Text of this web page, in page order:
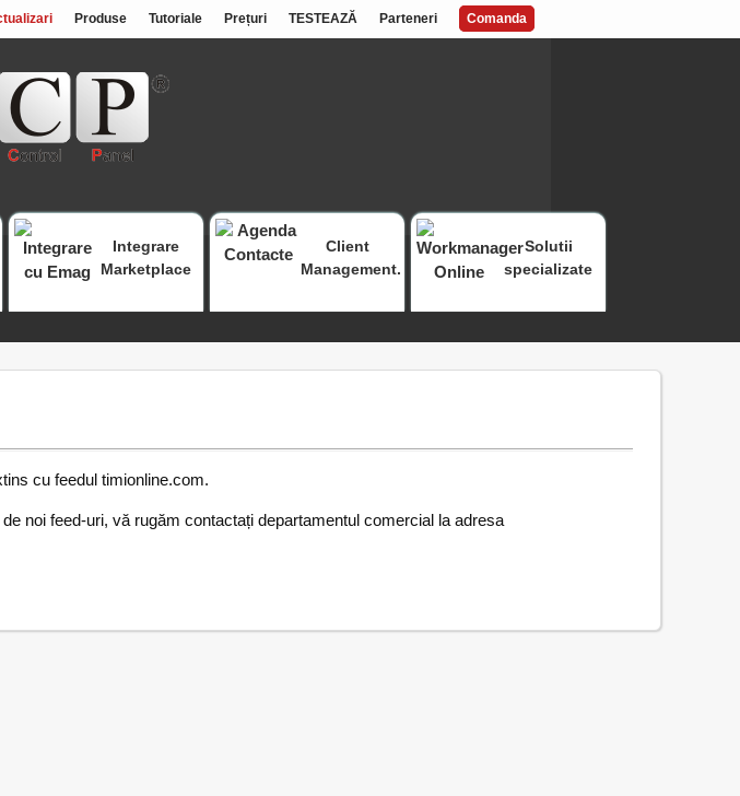
Produse Tutoriale Prețuri TESTEAZĂ Parteneri Comanda
Integrare
Marketplace
Client
Management.
Solutii
specializate
cu feedul timionline.com.
noi feed-uri, vă rugăm contactați departamentul comercial la adresa